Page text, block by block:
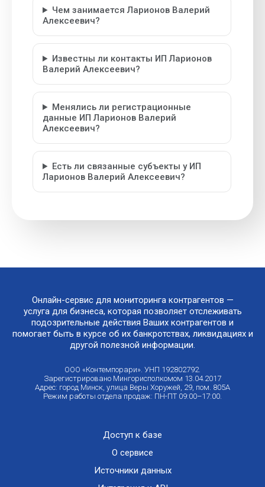
Чем занимается Ларионов Валерий
Алексеевич?
Известны ли контакты ИП Ларионов
Валерий Алексеевич?
Менялись ли регистрационные
данные ИП Ларионов Валерий
Алексеевич?
Есть ли связанные субъекты у ИП
Ларионов Валерий Алексеевич?
Онлайн-сервис для мониторинга контрагентов —
услуга для бизнеса, которая позволяет отслеживать
подозрительные действия Ваших контрагентов и
помогает быть в курсе об их банкротствах, ликвидациях и
другой полезной информации.
ООО «Контемпорари». УНП 192802792.
Зарегистрировано Мингорисполкомом 13.04.2017
Адрес: город Минск, улица Веры Хоружей, 29, пом. 805А
Режим работы отдела продаж: ПН-ПТ 09:00–17:00.
Доступ к базе
О сервисе
Источники данных